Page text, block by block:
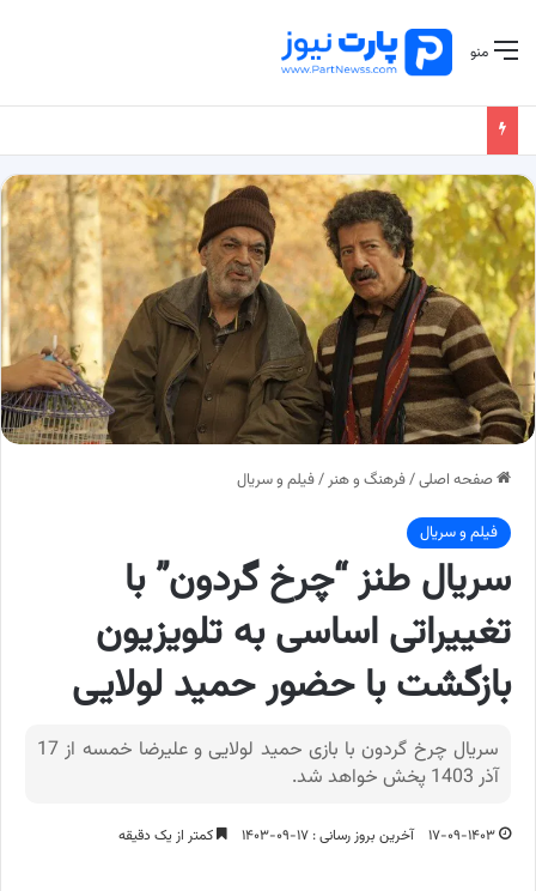
منو
صفحه اصلی/فرهنگ و هنر /فیلم و سریال
فیلم و سریال
سریال طنز “چرخ گردون” با
تغییراتی اساسی به تلویزیون
بازگشت با حضور حمید لولایی
سریال چرخ گردون با بازی حمید لولایی و علیرضا خمسه از 17
آذر 1403 پخش خواهد شد.
۱۷-۰۹-۱۴۰۳ آخرین بروز رسانی : ۱۷-۰۹-۱۴۰۳ کمتر از یک دقیقه